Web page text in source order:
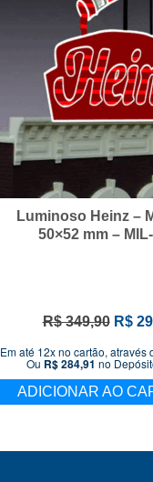
Luminoso Heinz –
50×52 mm –
R$349,90 O
era:
R$
R$
Em até 12x no cartão, através
Ou R$284,91 no
ADICIONAR AO